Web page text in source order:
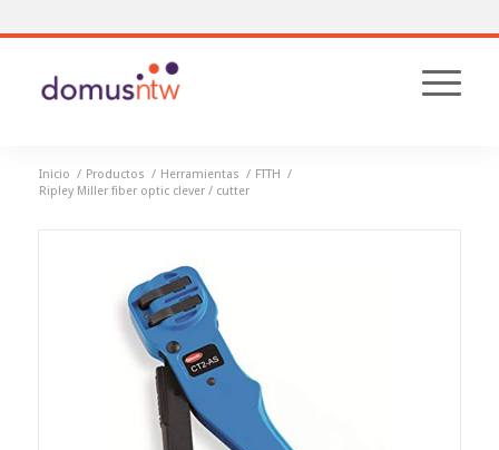
Inicio / Productos / Herramientas / FTTH /
Ripley Miller fiber optic clever / cutter